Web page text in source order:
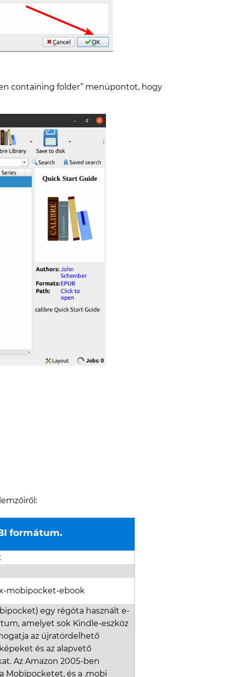
containing folder” menüpontot, hogy
formátum.
mobipocket-ebook
egy régóta használt e-
amelyet sok Kindle-eszköz
az újratördelhető
és az alapvető
Az Amazon 2005-ben
Mobipocketet, és a .mobi